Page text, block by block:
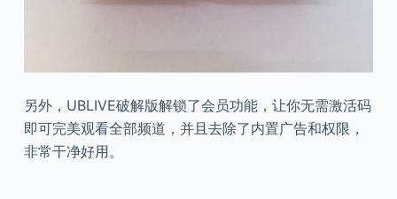
另外，UBLIVE破解版解锁了会员功能，让你无需激活码
即可完美观看全部频道，并且去除了内置广告和权限，
非常干净好用。